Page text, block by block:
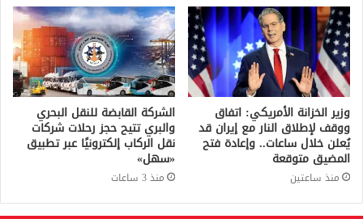
وزير الخزانة الأمريكي: اتفاق
ووقف لإطلاق النار مع إيران قد
يُعلن خلال ساعات.. وإعادة فتح
المضيق متوقعة
منذ ساعتين
الشركة القابضة للنقل البحري
والبري تتيح حجز رحلات شركات
نقل الركاب إلكترونيًا عبر تطبيق
«سهل»
منذ 3 ساعات